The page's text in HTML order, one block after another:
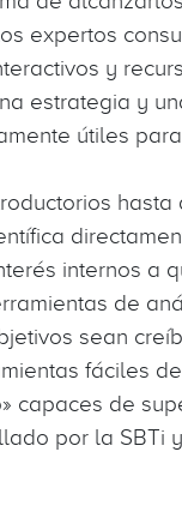
expertos
y
estrategia y
útiles
internos a
de
sean
fáciles
capaces de
por la SBTi